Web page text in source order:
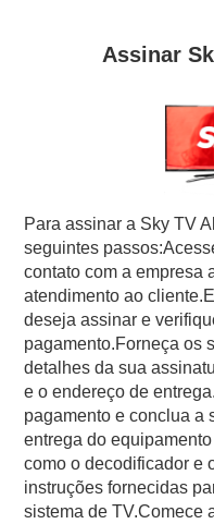
Assinar
Para assinar a Sky TV
seguintes
contato com a empresa
atendimento ao
deseja assinar e
pagamento.Forneça os
detalhes da sua
e o endereço de
pagamento e conclua a
entrega do
como o decodificador e
instruções fornecidas
sistema de TV.Comece